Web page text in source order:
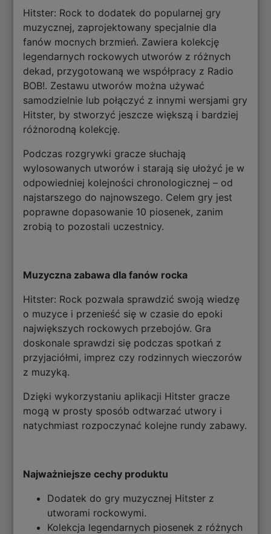
Hitster: Rock to dodatek do popularnej gry
muzycznej, zaprojektowany specjalnie dla
fanów mocnych brzmień. Zawiera kolekcję
legendarnych rockowych utworów z różnych
dekad, przygotowaną we współpracy z Radio
BOB!. Zestawu utworów można używać
samodzielnie lub połączyć z innymi wersjami gry
Hitster, by stworzyć jeszcze większą i bardziej
różnorodną kolekcję.
Podczas rozgrywki gracze słuchają
wylosowanych utworów i starają się ułożyć je w
odpowiedniej kolejności chronologicznej – od
najstarszego do najnowszego. Celem gry jest
poprawne dopasowanie 10 piosenek, zanim
zrobią to pozostali uczestnicy.
Muzyczna zabawa dla fanów rocka
Hitster: Rock pozwala sprawdzić swoją wiedzę
o muzyce i przenieść się w czasie do epoki
największych rockowych przebojów. Gra
doskonale sprawdzi się podczas spotkań z
przyjaciółmi, imprez czy rodzinnych wieczorów
z muzyką.
Dzięki wykorzystaniu aplikacji Hitster gracze
mogą w prosty sposób odtwarzać utwory i
natychmiast rozpoczynać kolejne rundy zabawy.
Najważniejsze cechy produktu
Dodatek do gry muzycznej Hitster z
utworami rockowymi.
Kolekcja legendarnych piosenek z różnych